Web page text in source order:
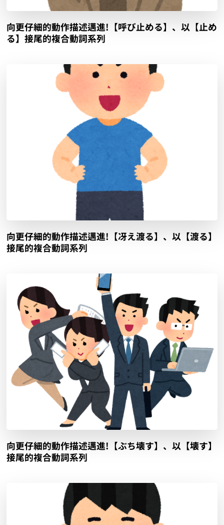
向更仔細的動作描述邁進!【呼び止める】、以【止め
る】接尾的複合動詞系列
向更仔細的動作描述邁進!【冴え渡る】、以【渡る】
接尾的複合動詞系列
向更仔細的動作描述邁進!【ぶち壊す】、以【壊す】
接尾的複合動詞系列